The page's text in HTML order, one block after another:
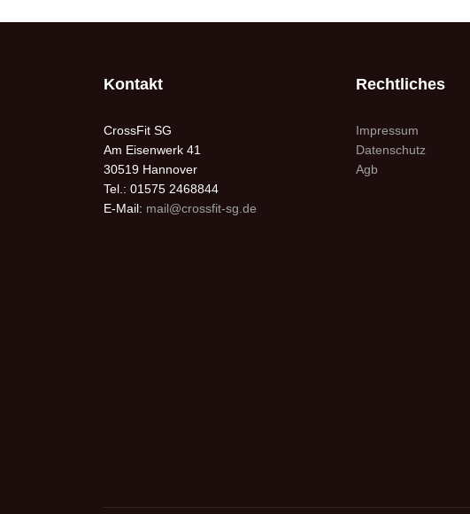
Kontakt
CrossFit SG
Am Eisenwerk 41
30519 Hannover
Tel.: 01575 2468844
E-Mail: mail@crossfit-sg.de
Rechtliches
Impressum
Datenschutz
Agb